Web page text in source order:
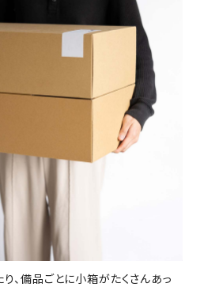
、備品ごとに小箱がたくさんあっ